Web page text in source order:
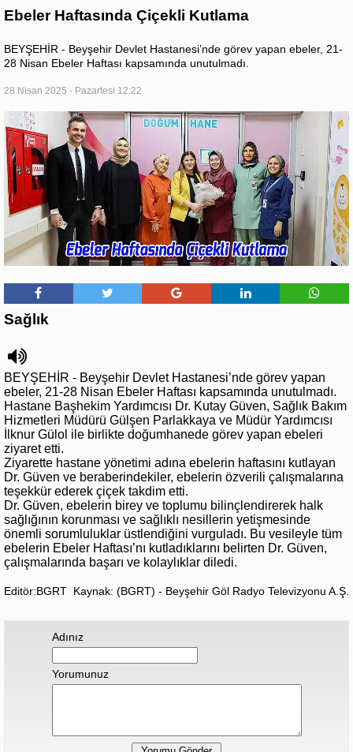
Ebeler Haftasında Çiçekli Kutlama
BEYŞEHİR - Beyşehir Devlet Hastanesi’nde görev yapan ebeler, 21-
28 Nisan Ebeler Haftası kapsamında unutulmadı.
28 Nisan 2025 - Pazartesi 12:22
Sağlık
BEYŞEHİR - Beyşehir Devlet Hastanesi’nde görev yapan
ebeler, 21-28 Nisan Ebeler Haftası kapsamında unutulmadı.
Hastane Başhekim Yardımcısı Dr. Kutay Güven, Sağlık Bakım
Hizmetleri Müdürü Gülşen Parlakkaya ve Müdür Yardımcısı
İlknur Gülol ile birlikte doğumhanede görev yapan ebeleri
ziyaret etti.
Ziyarette hastane yönetimi adına ebelerin haftasını kutlayan
Dr. Güven ve beraberindekiler, ebelerin özverili çalışmalarına
teşekkür ederek çiçek takdim etti.
Dr. Güven, ebelerin birey ve toplumu bilinçlendirerek halk
sağlığının korunması ve sağlıklı nesillerin yetişmesinde
önemli sorumluluklar üstlendiğini vurguladı. Bu vesileyle tüm
ebelerin Ebeler Haftası’nı kutladıklarını belirten Dr. Güven,
çalışmalarında başarı ve kolaylıklar diledi.
Editör:BGRT Kaynak: (BGRT) - Beyşehir Göl Radyo Televizyonu A.Ş.
Adınız
Yorumunuz